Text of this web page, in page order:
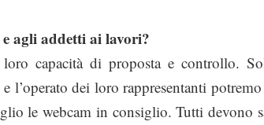
agli addetti ai lavori?
capacità di proposta e controllo.
l’operato dei loro rappresentanti
le webcam in consiglio. Tutti devono